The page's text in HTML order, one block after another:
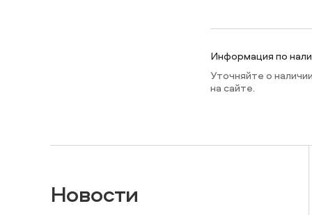
Информация по
Уточняйте о
на сайте.
Новости